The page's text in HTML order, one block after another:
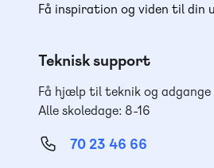
Få inspiration og viden til din
Teknisk support
Få hjælp til teknik og adgange
Alle skoledage: 8-16
70 23 46 66